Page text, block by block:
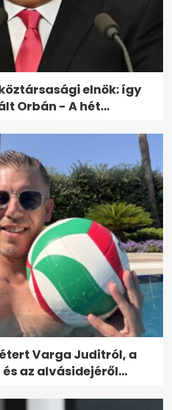
mozifilm, amire
jegyet venni a
elnök: így
Orbán - A hét...
Varga Juditról, a
az alvásidejéről...